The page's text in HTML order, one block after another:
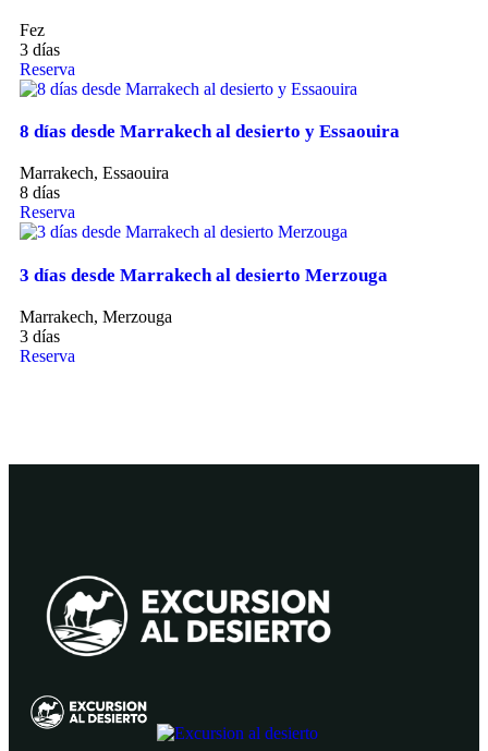
Fez
3 días
Reserva
8 días desde Marrakech al desierto y Essaouira
Marrakech, Essaouira
8 días
Reserva
3 días desde Marrakech al desierto Merzouga
Marrakech, Merzouga
3 días
Reserva